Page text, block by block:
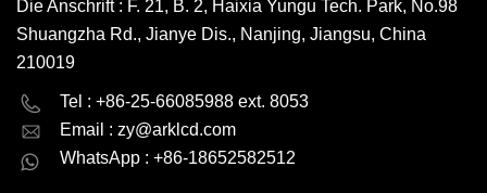
Die Anschrift : F. 21, B. 2, Haixia Yungu Tech. Park, No.98
Shuangzha Rd., Jianye Dis., Nanjing, Jiangsu, China
210019
Tel : +86-25-66085988 ext. 8053
Email : zy@arklcd.com
WhatsApp : +86-18652582512
English Deutsch
русский español
العربية